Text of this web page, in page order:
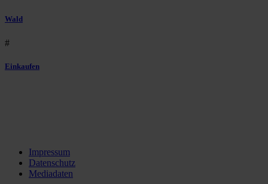
Wald
#
Einkaufen
Impressum
Datenschutz
Mediadaten